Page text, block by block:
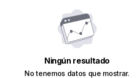
Ningún resultado
No tenemos datos que mostrar.